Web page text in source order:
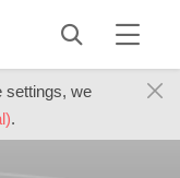
settings, we
.